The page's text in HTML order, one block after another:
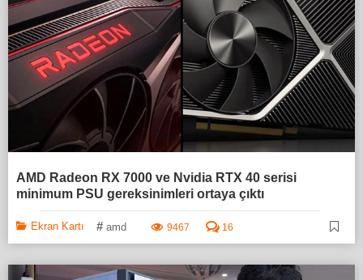
AMD Radeon RX 7000 ve Nvidia RTX 40 serisi
minimum PSU gereksinimleri ortaya çıktı
Ekran Kartı # amd 9467 16